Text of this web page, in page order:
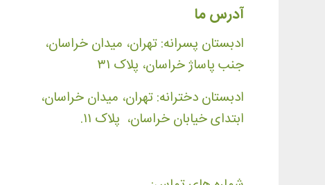
آدرس ما
ادبستان پسرانه: تهران، میدان خراسان،
جنب پاساژ خراسان، پلاک ۳۱
ادبستان دخترانه: تهران، میدان خراسان،
ابتدای خیابان خراسان، پلاک ۱۱.